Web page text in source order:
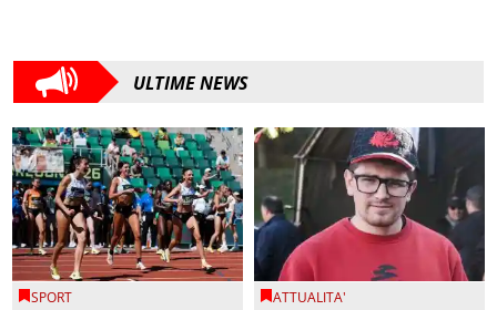
ULTIME NEWS
SPORT ATTUALITA'